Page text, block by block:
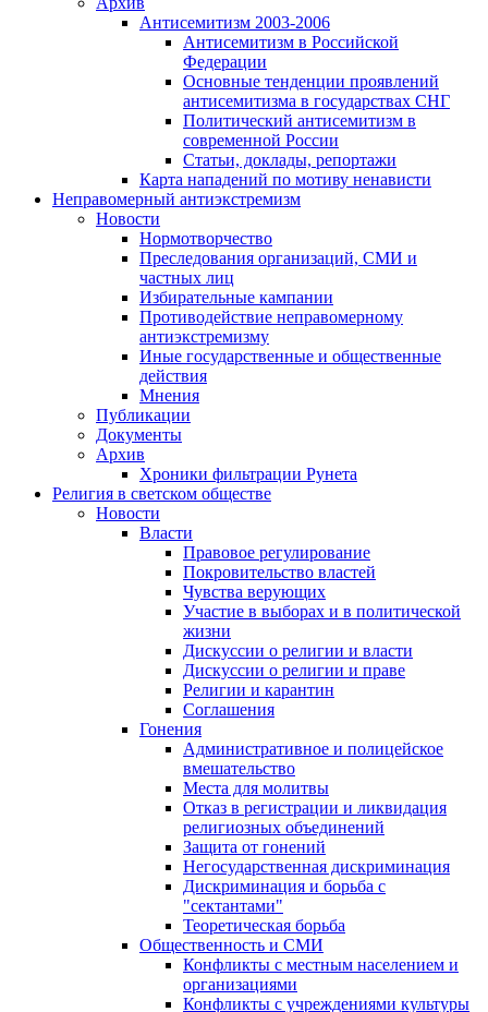
Антисемитизм 2003-2006
Антисемитизм в Российской
Федерации
Основные тенденции проявлений
антисемитизма в государствах СНГ
Политический антисемитизм в
современной России
Статьи, доклады, репортажи
Карта нападений по мотиву ненависти
Неправомерный антиэкстремизм
Новости
Нормотворчество
Преследования организаций, СМИ и
частных лиц
Избирательные кампании
Противодействие неправомерному
антиэкстремизму
Иные государственные и общественные
действия
Мнения
Публикации
Документы
Архив
Хроники фильтрации Рунета
Религия в светском обществе
Новости
Власти
Правовое регулирование
Покровительство властей
Чувства верующих
Участие в выборах и в политической
жизни
Дискуссии о религии и власти
Дискуссии о религии и праве
Религии и карантин
Соглашения
Гонения
Административное и полицейское
вмешательство
Места для молитвы
Отказ в регистрации и ликвидация
религиозных объединений
Защита от гонений
Негосударственная дискриминация
Дискриминация и борьба с
"сектантами"
Теоретическая борьба
Общественность и СМИ
Конфликты с местным населением и
организациями
Конфликты с учреждениями культуры